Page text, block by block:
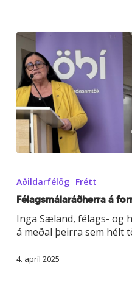
formannafundi
ÖBÍ
Aðildarfélög Frétt
Félagsmálaráðherra á
Inga Sæland, félags- og
á meðal þeirra sem hélt
4. apríl 2025